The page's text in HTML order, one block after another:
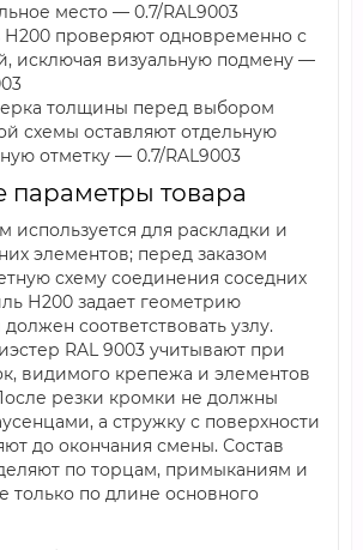
место — 0.7/RAL9003
проверяют одновременно с
исключая визуальную подмену —
толщины перед выбором
схемы оставляют отдельную
отметку — 0.7/RAL9003
параметры товара
для раскладки и
элементов; перед заказом
схему соединения соседних
Н200 задает геометрию
соответствовать узлу.
RAL 9003 учитывают при
видимого крепежа и элементов
резки кромки не должны
а стружку с поверхности
до окончания смены. Состав
по торцам, примыканиям и
только по длине основного